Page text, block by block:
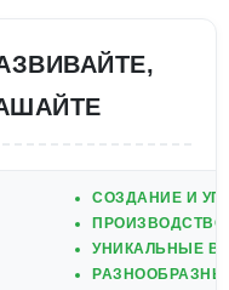
СОЗДАНИЕ И
УНИКАЛЬНЫЕ